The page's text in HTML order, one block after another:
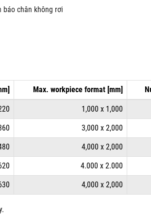
báo chân không rơi
Max. workpiece format [mm]
1,000 x 1,000
3,000 x 2,000
4,000 x 2,000
4.000 x 2.000
4,000 x 2,000